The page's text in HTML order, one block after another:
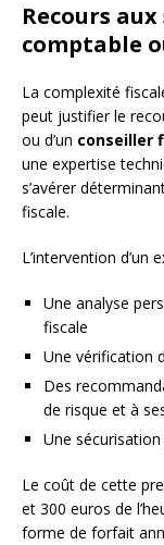
Recours
comptable
La complexité
peut justifier le
ou d’un conseiller
une expertise
s’avérer
fiscale.
L’intervention d’un
Une analyse
fiscale
Une vérification
Des
de risque et à
Une
Le coût de cette
et 300 euros de
forme de forfait